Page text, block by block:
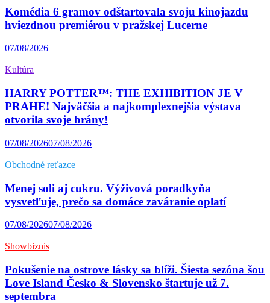
Komédia 6 gramov odštartovala svoju kinojazdu
hviezdnou premiérou v pražskej Lucerne
07/08/2026
Kultúra
HARRY POTTER™: THE EXHIBITION JE V
PRAHE! Najväčšia a najkomplexnejšia výstava
otvorila svoje brány!
07/08/202607/08/2026
Obchodné reťazce
Menej soli aj cukru. Výživová poradkyňa
vysvetľuje, prečo sa domáce zaváranie oplatí
07/08/202607/08/2026
Showbiznis
Pokušenie na ostrove lásky sa blíži. Šiesta sezóna šou
Love Island Česko & Slovensko štartuje už 7.
septembra